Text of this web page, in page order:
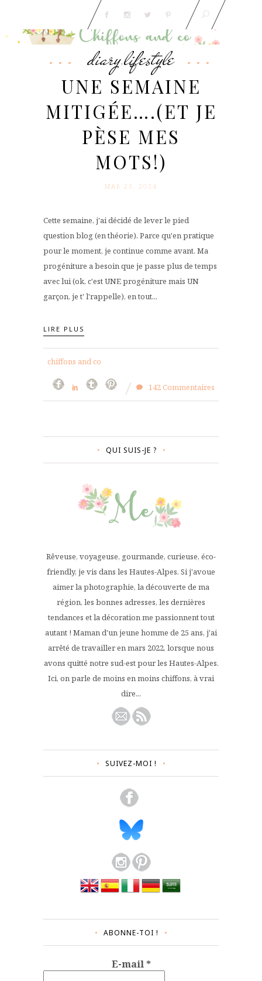
diary,lifestyle
UNE SEMAINE
MITIGÉE….(ET JE
PÈSE MES
MOTS!)
MAR 23. 2014
Cette semaine, j'ai décidé de lever le pied
question blog (en théorie). Parce qu'en pratique
pour le moment, je continue comme avant. Ma
progéniture a besoin que je passe plus de temps
avec lui (ok, c'est UNE progéniture mais UN
garçon, je t' l'rappelle), en tout...
LIRE PLUS
chiffons and co
142 Commentaires
QUI SUIS-JE ?
Rêveuse, voyageuse, gourmande, curieuse, éco-
friendly, je vis dans les Hautes-Alpes. Si j'avoue
aimer la photographie, la découverte de ma
région, les bonnes adresses, les dernières
tendances et la décoration me passionnent tout
autant ! Maman d'un jeune homme de 25 ans, j'ai
arrêté de travailler en mars 2022, lorsque nous
avons quitté notre sud-est pour les Hautes-Alpes.
Ici, on parle de moins en moins chiffons, à vrai
dire...
SUIVEZ-MOI !
ABONNE-TOI !
E-mail*